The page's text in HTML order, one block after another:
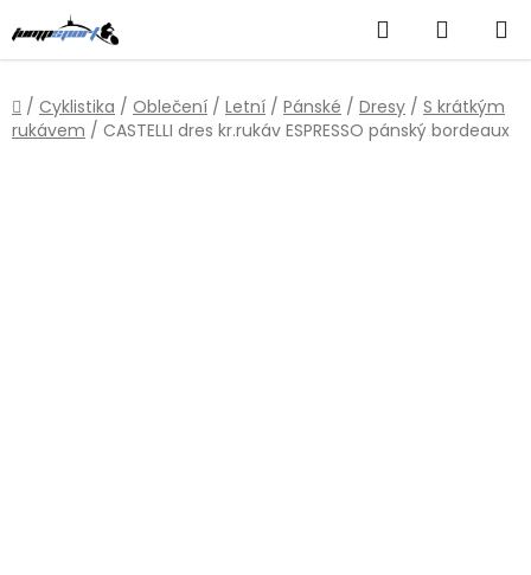
na
obsah
Hledat
KOŠÍK
Domů
/ Cyklistika / Oblečení / Letní / Pánské / Dresy / S krátkým
rukávem / CASTELLI dres kr.rukáv ESPRESSO pánský bordeaux